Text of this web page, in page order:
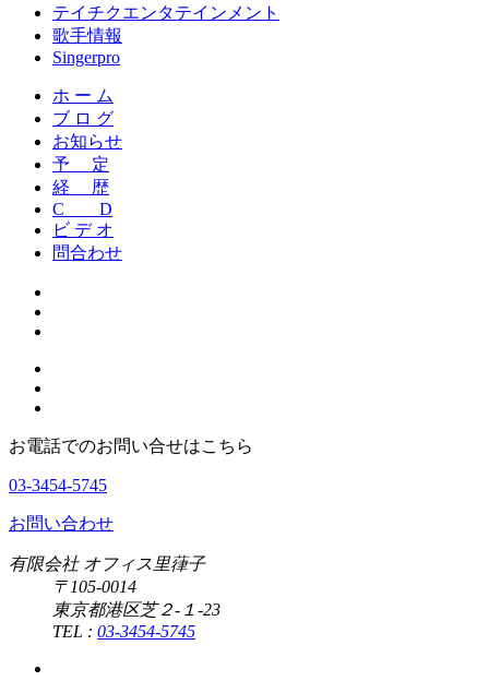
テイチクエンタテインメント
歌手情報
Singerpro
ホ ー ム
ブ ロ グ
お知らせ
予 定
経 歴
C D
ビ デ オ
問合わせ
お電話でのお問い合せはこちら
03-3454-5745
お問い合わせ
有限会社 オフィス里葎子
〒105-0014
東京都港区芝２-１-23
TEL : 03-3454-5745